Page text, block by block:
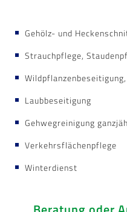
Gehölz- und
Strauchpflege,
Laubbeseitigung
Gehwegreinigung
Verkehrsflächenpflege
Winterdienst